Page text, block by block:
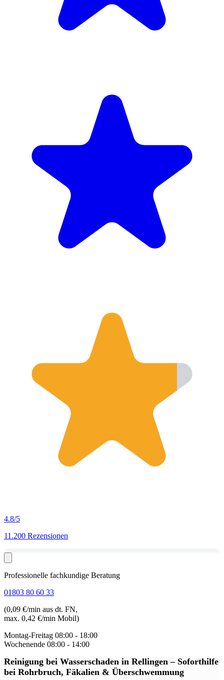
4.8/5
11.200 Rezensionen
Professionelle fachkundige Beratung
01803 80 60 33
(0,09 €/min aus dt. FN,
max. 0,42 €/min Mobil)
Montag-Freitag 08:00 - 18:00
Wochenende 08:00 - 14:00
Reinigung bei Wasserschaden in Rellingen– Soforthilfe
bei Rohrbruch, Fäkalien & Überschwemmung